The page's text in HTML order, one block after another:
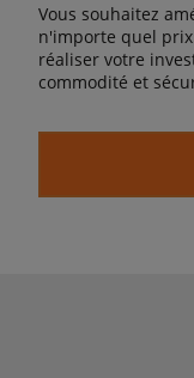
Vous souhaitez
n'importe quel
réaliser votre
commodité et